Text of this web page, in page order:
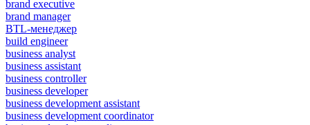
brand executive
brand manager
BTL-менеджер
build engineer
business analyst
business assistant
business controller
business developer
business development assistant
business development coordinator